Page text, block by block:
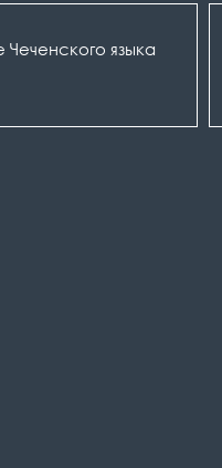
Чеченского языка